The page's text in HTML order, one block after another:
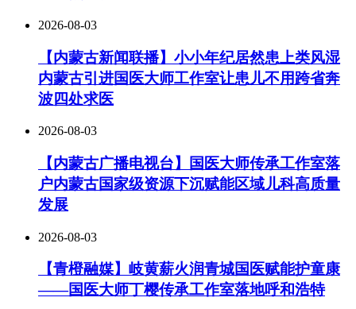
2026-08-03
【内蒙古新闻联播】小小年纪居然患上类风湿
内蒙古引进国医大师工作室让患儿不用跨省奔
波四处求医
2026-08-03
【内蒙古广播电视台】国医大师传承工作室落
户内蒙古国家级资源下沉赋能区域儿科高质量
发展
2026-08-03
【青橙融媒】岐黄薪火润青城国医赋能护童康
——国医大师丁樱传承工作室落地呼和浩特